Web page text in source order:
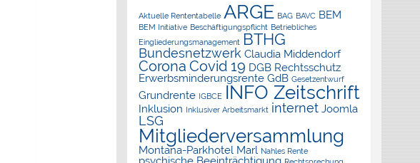
Aktuelle Rententabelle ARGE BAG BAVC BEM
BEM Initiative Beschäftigungspflicht Betriebliches
Eingliederungsmanagement
BTHG
Bundesnetzwerk Claudia Middendorf
Corona Covid 19 DGB Rechtsschutz
Erwerbsminderungsrente GdB Gesetzentwurf
Grundrente IGBCE INFO Zeitschrift
Inklusion Inklusiver Arbeitsmarkt internet Joomla
LSG
Mitgliederversammlung
Montana-Parkhotel Marl Nahles Rente